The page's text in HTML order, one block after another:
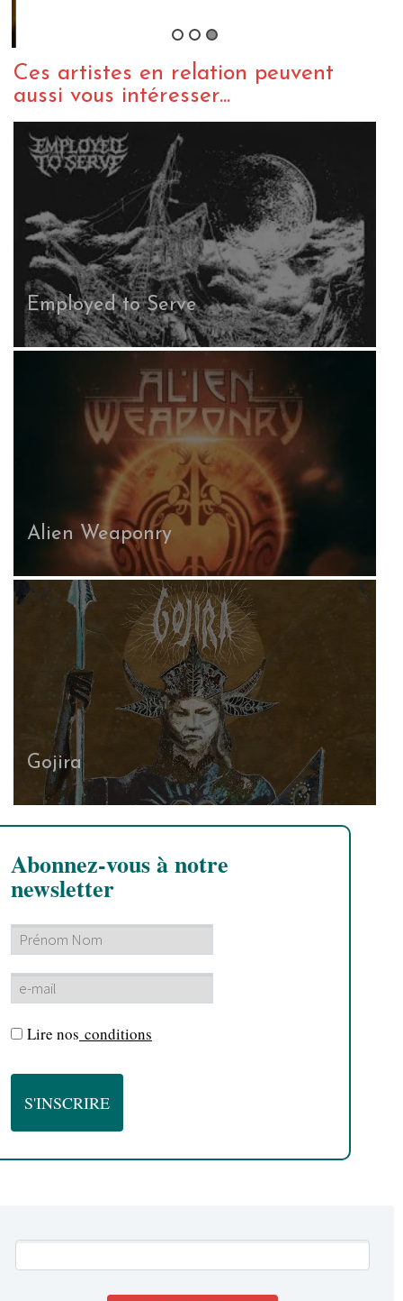
Ces artistes en relation peuvent
aussi vous intéresser...
Employed to Serve
Alien Weaponry
Gojira
Abonnez-vous à notre
newsletter
Lire nos conditions